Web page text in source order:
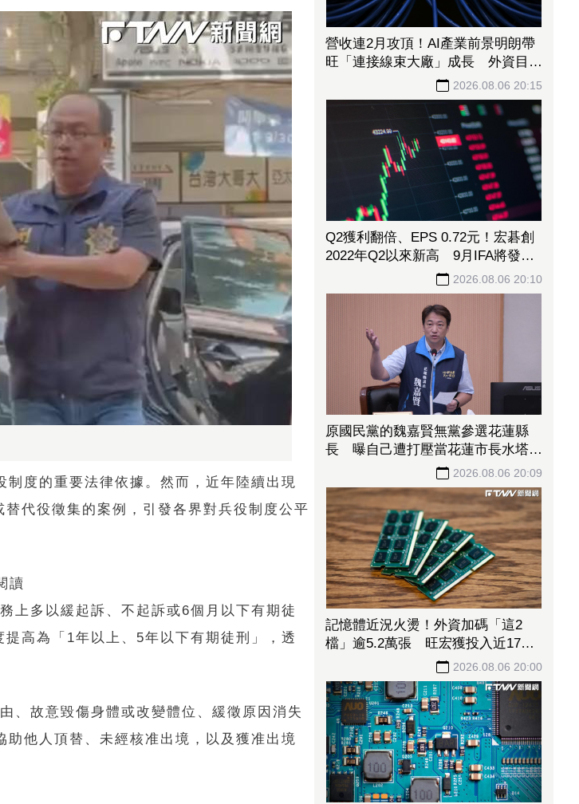
度的重要法律依據。然而，近年陸續出現
代役徵集的案例，引發各界對兵役制度公平
讀
上多以緩起訴、不起訴或6個月以下有期徒
高為「1年以上、5年以下有期徒刑」，透
、故意毀傷身體或改變體位、緩徵原因消失
他人頂替、未經核准出境，以及獲准出境
營收連2月攻頂！AI產業前景明朗帶
旺「連接線束大廠」成長 外資目標
2026.08.06 20:15
Q2獲利翻倍、EPS 0.72元！宏碁創
2022年Q2以來新高 9月IFA將發表
2026.08.06 20:10
原國民黨的魏嘉賢無黨參選花蓮縣
長 曝自己遭打壓當花蓮市長水塔還
2026.08.06 20:09
記憶體近況火燙！外資加碼「這2
檔」逾5.2萬張 旺宏獲投入近17億
元、近5日大漲40%
2026.08.06 20:00